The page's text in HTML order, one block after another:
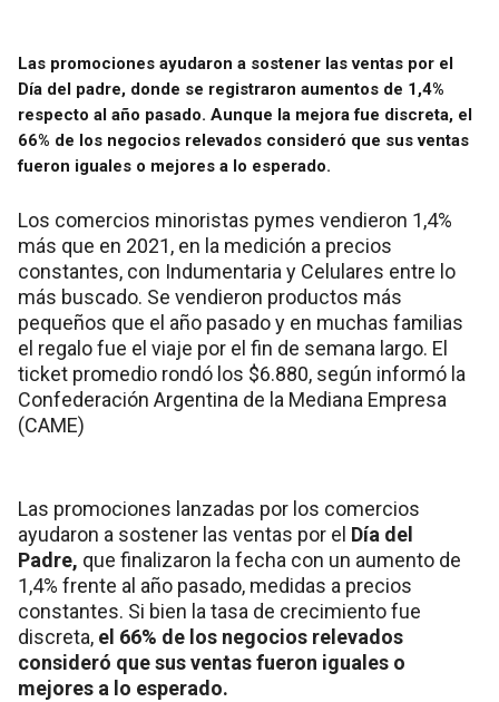
Las promociones ayudaron a sostener las ventas por el
Día del padre, donde se registraron aumentos de 1,4%
respecto al año pasado. Aunque la mejora fue discreta, el
66% de los negocios relevados consideró que sus ventas
fueron iguales o mejores a lo esperado.
Los comercios minoristas pymes vendieron 1,4%
más que en 2021, en la medición a precios
constantes, con Indumentaria y Celulares entre lo
más buscado. Se vendieron productos más
pequeños que el año pasado y en muchas familias
el regalo fue el viaje por el fin de semana largo. El
ticket promedio rondó los $6.880, según informó la
Confederación Argentina de la Mediana Empresa
(CAME)
Las promociones lanzadas por los comercios
ayudaron a sostener las ventas por el Día del
Padre, que finalizaron la fecha con un aumento de
1,4% frente al año pasado, medidas a precios
constantes. Si bien la tasa de crecimiento fue
discreta, el 66% de los negocios relevados
consideró que sus ventas fueron iguales o
mejores a lo esperado.